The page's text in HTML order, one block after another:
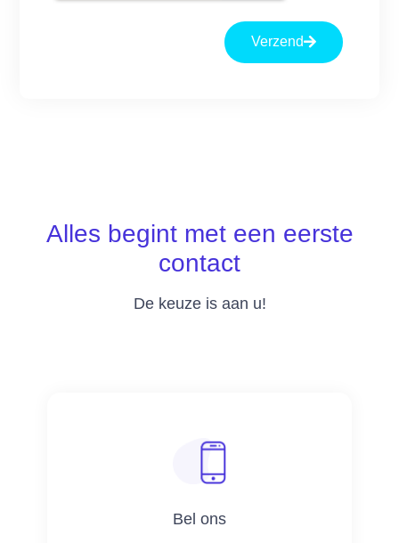
Verzend
Alles begint met een eerste
contact
De keuze is aan u!
Bel ons